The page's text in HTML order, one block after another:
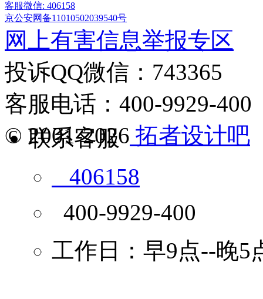
客服微信: 406158
京公安网备11010502039540号
网上有害信息举报专区
投诉QQ微信：743365
客服电话：400-9929-400
© 2001-2026 拓者设计吧
联系客服
406158
400-9929-400
工作日：早9点--晚5